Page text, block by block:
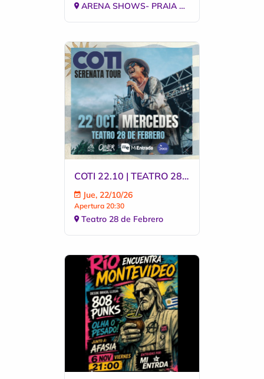
ARENA SHOWS- PRAIA DO CASSINO
COTI 22.10 | TEATRO 28 DE FEBRERO 20:30
Jue, 22/10/26
Apertura 20:30
Teatro 28 de Febrero